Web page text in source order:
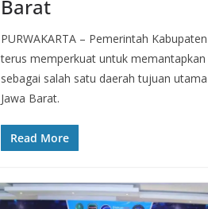
Barat
PURWAKARTA – Pemerintah
terus memperkuat untuk memantapkan
sebagai salah satu daerah tujuan
Jawa Barat.
Read More